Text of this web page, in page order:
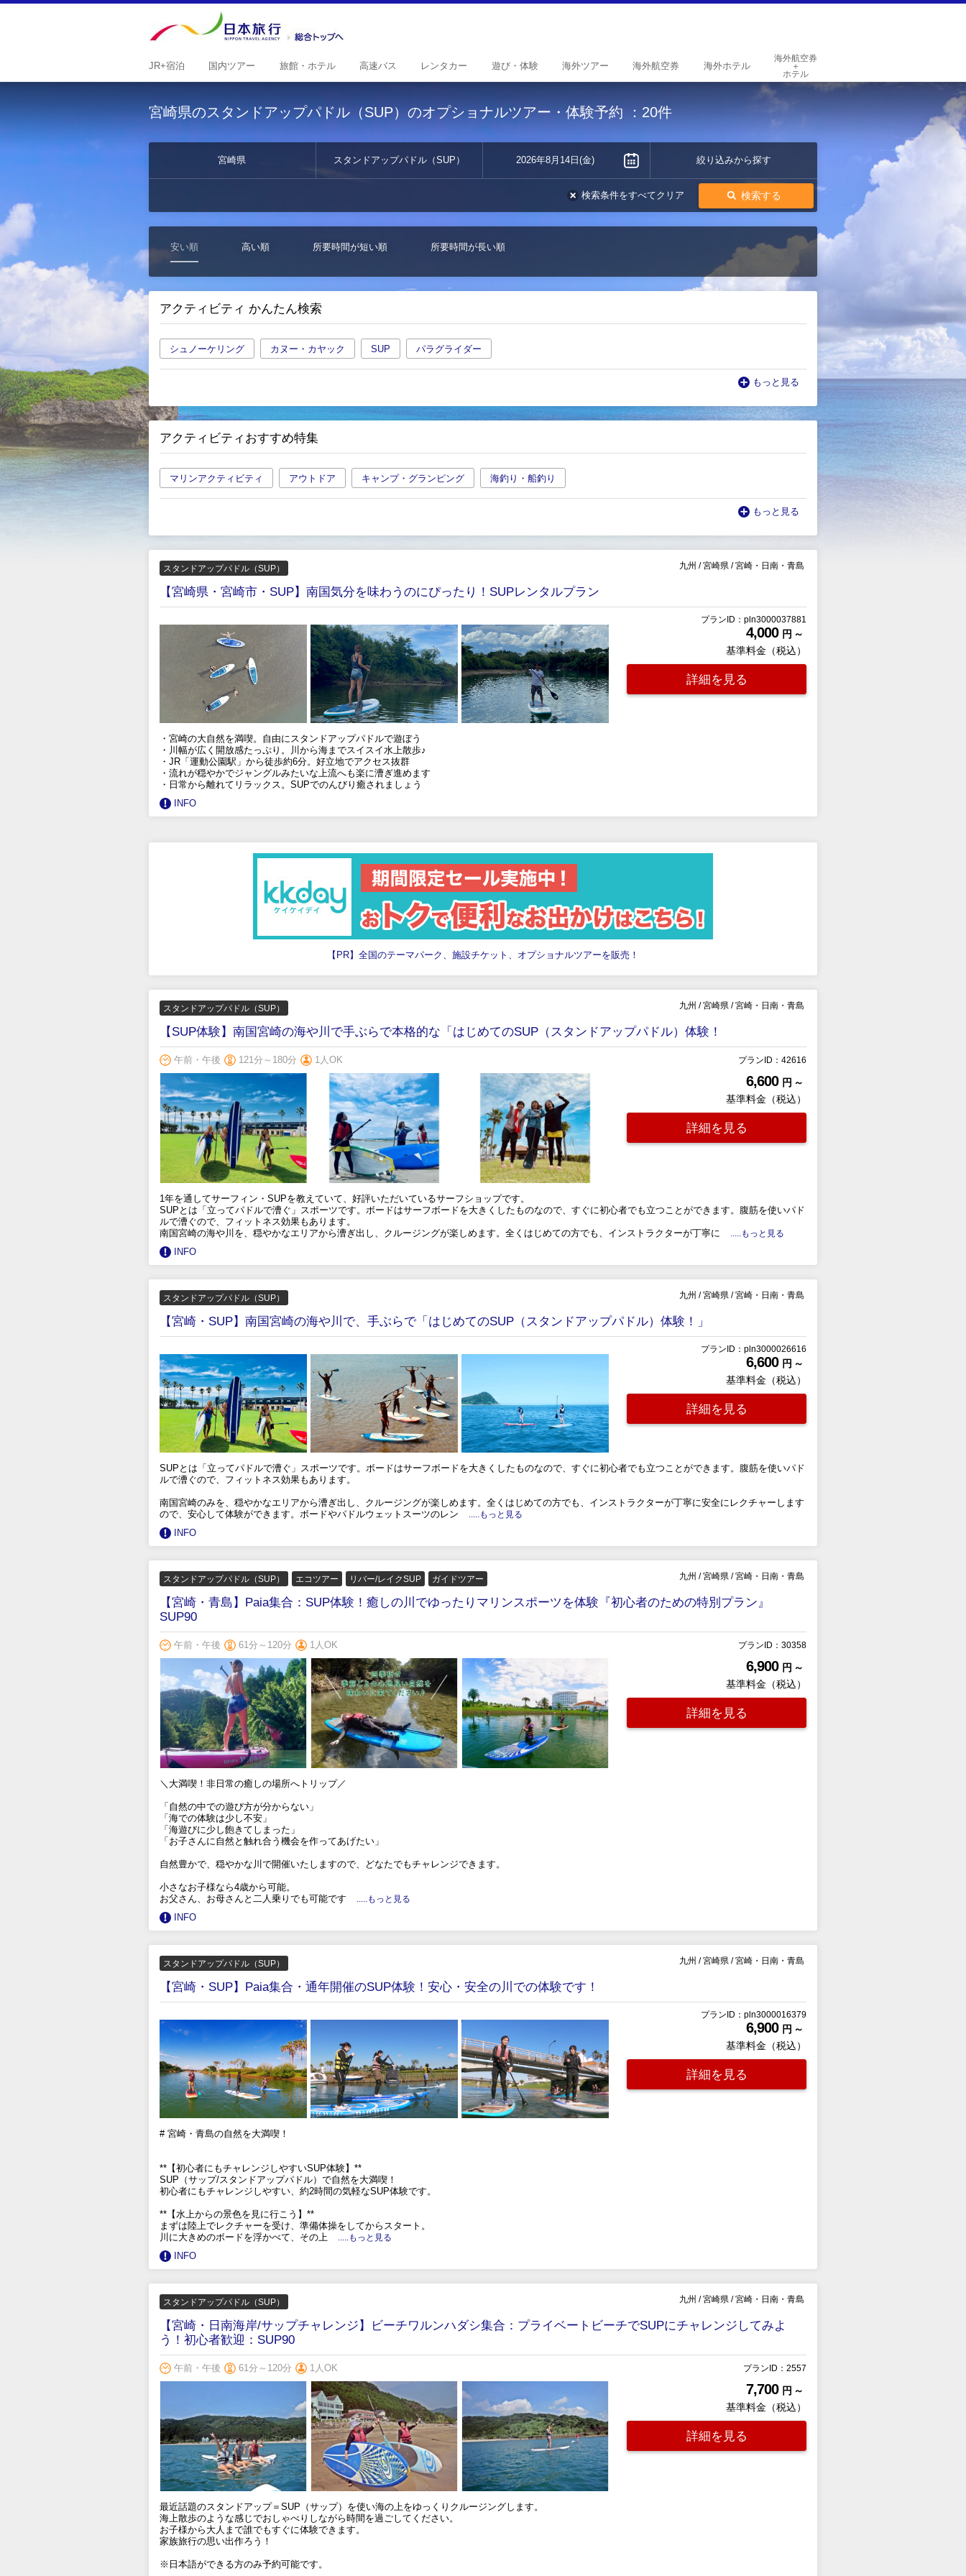
JR+宿泊 国内ツアー 旅館・ ホテル 高速バス レンタ カー 遊び・ 体験 海外ツアー 海外航空券 海外ホテル
海外航空券
＋
ホテル
宮崎県のスタンドアップパドル（SUP）のオプショナルツアー・体験予約 ：20件
宮崎県 スタンドアップパドル（SUP） 2026年8月14日(金) 絞り込みから探す
検索する
検索条件をすべてクリア
安い順 高い順 所要時間が短い順 所要時間が長い順
アクティビティ かんたん検索
シュノーケリング カヌー・カヤック SUP パラグライダー
もっと見る
アクティビティおすすめ特集
マリンアクティビティ アウトドア キャンプ・グランピング 海釣り・船釣り
もっと見る
スタンドアップパドル（SUP） 九州 / 宮崎県 / 宮崎・日南・青島
【宮崎県・宮崎市・SUP】南国気分を味わうのにぴったり！SUPレンタルプラン
プランID：pln3000037881
4,000 円 ～
基準料金（税込）
詳細を見る
・宮崎の大自然を満喫。自由にスタンドアップパドルで遊ぼう
・川幅が広く開放感たっぷり。川から海までスイスイ水上散歩♪
・JR「運動公園駅」から徒歩約6分。好立地でアクセス抜群
・流れが穏やかでジャングルみたいな上流へも楽に漕ぎ進めます
・日常から離れてリラックス。SUPでのんびり癒されましょう
INFO
【PR】全国のテーマパーク、施設チケット、オプショナルツアーを販売！
スタンドアップパドル（SUP） 九州 / 宮崎県 / 宮崎・日南・青島
【SUP体験】南国宮崎の海や川で手ぶらで本格的な「はじめてのSUP（スタンドアップパドル）体験！
午前・午後 121分～180分 1人OK プランID：42616
6,600 円 ～
基準料金（税込）
詳細を見る
1年を通してサーフィン・SUPを教えていて、好評いただいているサーフショップです。
SUPとは「立ってパドルで漕ぐ」スポーツです。ボードはサーフボードを大きくしたものなので、すぐに初心者でも立つことができます。腹筋を使いパド
ルで漕ぐので、フィットネス効果もあります。
南国宮崎の海や川を、穏やかなエリアから漕ぎ出し、クルージングが楽しめます。全くはじめての方でも、インストラクターが丁寧に
.....もっと見る
INFO
スタンドアップパドル（SUP） 九州 / 宮崎県 / 宮崎・日南・青島
【宮崎・SUP】南国宮崎の海や川で、手ぶらで「はじめてのSUP（スタンドアップパドル）体験！」
プランID：pln3000026616
6,600 円 ～
基準料金（税込）
詳細を見る
SUPとは「立ってパドルで漕ぐ」スポーツです。ボードはサーフボードを大きくしたものなので、すぐに初心者でも立つことができます。腹筋を使いパド
ルで漕ぐので、フィットネス効果もあります。
南国宮崎のみを、穏やかなエリアから漕ぎ出し、クルージングが楽しめます。全くはじめての方でも、インストラクターが丁寧に安全にレクチャーします
ので、安心して体験ができます。ボードやパドルウェットスーツのレン
.....もっと見る
INFO
スタンドアップパドル（SUP） エコツアー リバー/レイクSUP ガイドツアー 九州 / 宮崎県 / 宮崎・日南・青島
【宮崎・青島】Paia集合：SUP体験！癒しの川でゆったりマリンスポーツを体験『初心者のための特別プラン』
SUP90
午前・午後 61分～120分 1人OK プランID：30358
6,900 円 ～
基準料金（税込）
詳細を見る
＼大満喫！非日常の癒しの場所へトリップ／
「自然の中での遊び方が分からない」
「海での体験は少し不安」
「海遊びに少し飽きてしまった」
「お子さんに自然と触れ合う機会を作ってあげたい」
自然豊かで、穏やかな川で開催いたしますので、どなたでもチャレンジできます。
小さなお子様なら4歳から可能。
お父さん、お母さんと二人乗りでも可能です
.....もっと見る
INFO
スタンドアップパドル（SUP） 九州 / 宮崎県 / 宮崎・日南・青島
【宮崎・SUP】Paia集合・通年開催のSUP体験！安心・安全の川での体験です！
プランID：pln3000016379
6,900 円 ～
基準料金（税込）
詳細を見る
# 宮崎・青島の自然を大満喫！
**【初心者にもチャレンジしやすいSUP体験】**
SUP（サップ/スタンドアップパドル）で自然を大満喫！
初心者にもチャレンジしやすい、約2時間の気軽なSUP体験です。
**【水上からの景色を見に行こう】**
まずは陸上でレクチャーを受け、準備体操をしてからスタート。
川に大きめのボードを浮かべて、その上
.....もっと見る
INFO
スタンドアップパドル（SUP） 九州 / 宮崎県 / 宮崎・日南・青島
【宮崎・日南海岸/サップチャレンジ】ビーチワルンハダシ集合：プライベートビーチでSUPにチャレンジしてみよ
う！初心者歓迎：SUP90
午前・午後 61分～120分 1人OK プランID：2557
7,700 円 ～
基準料金（税込）
詳細を見る
最近話題のスタンドアップ＝SUP（サップ）を使い海の上をゆっくりクルージングします。
海上散歩のような感じでおしゃべりしながら時間を過ごしてください。
お子様から大人まで誰でもすぐに体験できます。
家族旅行の思い出作ろう！
※日本語ができる方のみ予約可能です。